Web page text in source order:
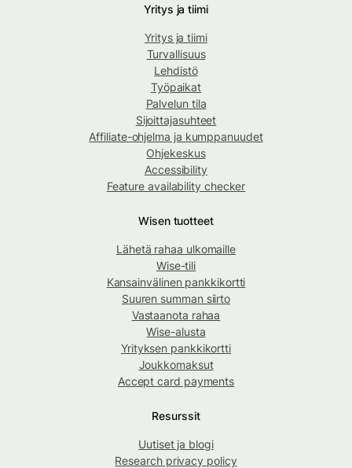
Yritys ja tiimi
Yritys ja tiimi
Turvallisuus
Lehdistö
Työpaikat
Palvelun tila
Sijoittajasuhteet
Affiliate-ohjelma ja kumppanuudet
Ohjekeskus
Accessibility
Feature availability checker
Wisen tuotteet
Lähetä rahaa ulkomaille
Wise-tili
Kansainvälinen pankkikortti
Suuren summan siirto
Vastaanota rahaa
Wise-alusta
Yrityksen pankkikortti
Joukkomaksut
Accept card payments
Resurssit
Uutiset ja blogi
Research privacy policy